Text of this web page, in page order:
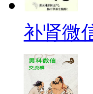
补肾微